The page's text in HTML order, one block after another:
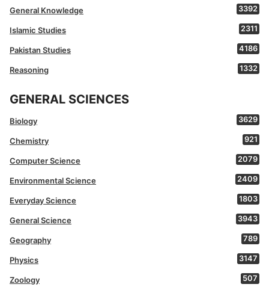
General Knowledge 3392
Islamic Studies 2311
Pakistan Studies 4186
Reasoning 1332
GENERAL SCIENCES
Biology 3629
Chemistry 921
Computer Science 2079
Environmental Science 2409
Everyday Science 1803
General Science 3943
Geography 789
Physics 3147
Zoology 507